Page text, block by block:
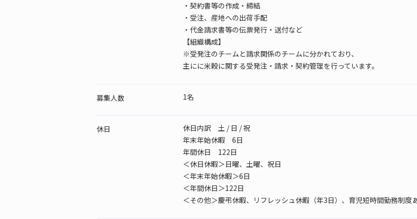
・契約書等の作成・締結
・受注、産地への出荷手配
・代金請求書等の伝票発行・送付など
【組織構成】
※受発注のチームと請求関係のチームに分かれており、
主にに米穀に関する受発注・請求・契約管理を行っています。
募集人数 1名
休日
休日内訳 土 / 日 / 祝
年末年始休暇 6日
年間休日 122日
＜休日休暇＞日曜、土曜、祝日
＜年末年始休暇＞6日
＜年間休日＞122日
＜その他＞慶弔休暇、リフレッシュ休暇（年3日）、育児短時間勤務制度